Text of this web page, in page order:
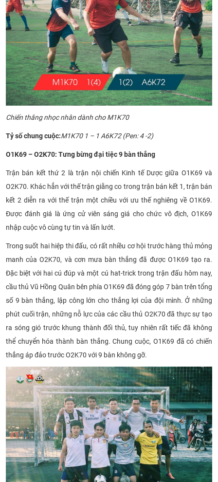
Chiến thắng nhọc nhằn dành cho M1K70
Tỷ số chung cuộc:M1K70 1 – 1 A6K72 (Pen: 4 -2)
O1K69 – O2K70: Tưng bừng đại tiệc 9 bàn thắng
Trận bán kết thứ 2 là trận nội chiến Kinh tế Dược giữa O1K69 và
O2K70. Khác hẳn với thế trận giằng co trong trận bán kết 1, trận bán
kết 2 diễn ra với thế trận một chiều với ưu thế nghiêng về O1K69.
Được đánh giá là ứng cử viên sáng giá cho chức vô địch, O1K69
nhập cuộc vô cùng tự tin và lấn lướt.
Trong suốt hai hiệp thi đấu, có rất nhiều cơ hội trước hàng thủ mỏng
manh của O2K70, và cơn mưa bàn thắng đã được O1K69 tạo ra.
Đặc biệt với hai cú đúp và một cú hat-trick trong trận đấu hôm nay,
cầu thủ Vũ Hồng Quân bên phía O1K69 đã đóng góp 7 bàn trên tổng
số 9 bàn thắng, lập công lớn cho thắng lợi của đội mình. Ở những
phút cuối trận, những nỗ lực của các cầu thủ O2K70 đã thực sự tạo
ra sóng gió trước khung thành đối thủ, tuy nhiên rất tiếc đã không
thể chuyển hóa thành bàn thắng. Chung cuộc, O1K69 đã có chiến
thắng áp đảo trước O2K70 với 9 bàn không gỡ.